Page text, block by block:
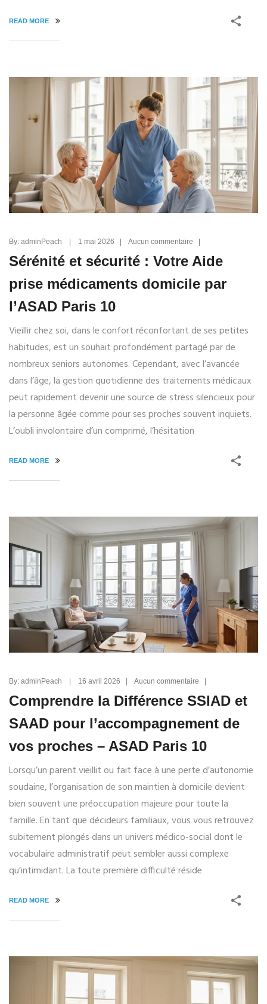
READ MORE
By: adminPeach | 1 mai 2026 | Aucun commentaire |
Sérénité et sécurité : Votre Aide
prise médicaments domicile par
l’ASAD Paris 10
Vieillir chez soi, dans le confort réconfortant de ses petites
habitudes, est un souhait profondément partagé par de
nombreux seniors autonomes. Cependant, avec l’avancée
dans l’âge, la gestion quotidienne des traitements médicaux
peut rapidement devenir une source de stress silencieux pour
la personne âgée comme pour ses proches souvent inquiets.
L’oubli involontaire d’un comprimé, l’hésitation
READ MORE
By: adminPeach | 16 avril 2026 | Aucun commentaire |
Comprendre la Différence SSIAD et
SAAD pour l’accompagnement de
vos proches – ASAD Paris 10
Lorsqu’un parent vieillit ou fait face à une perte d’autonomie
soudaine, l’organisation de son maintien à domicile devient
bien souvent une préoccupation majeure pour toute la
famille. En tant que décideurs familiaux, vous vous retrouvez
subitement plongés dans un univers médico-social dont le
vocabulaire administratif peut sembler aussi complexe
qu’intimidant. La toute première difficulté réside
READ MORE